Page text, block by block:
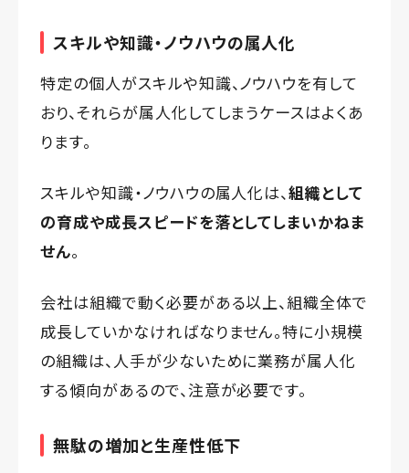
スキルや知識・ノウハウの属人化
特定の個人がスキルや知識、ノウハウを有して
おり、それらが属人化してしまうケースはよくあ
ります。
スキルや知識・ノウハウの属人化は、組織として
の育成や成長スピードを落としてしまいかねま
せん。
会社は組織で動く必要がある以上、組織全体で
成長していかなければなりません。特に小規模
の組織は、人手が少ないために業務が属人化
する傾向があるので、注意が必要です。
無駄の増加と生産性低下